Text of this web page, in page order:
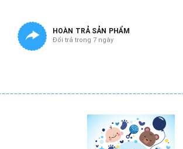
HOÀN TRẢ SẢN PHẨM
Đổi trả trong 7 ngày